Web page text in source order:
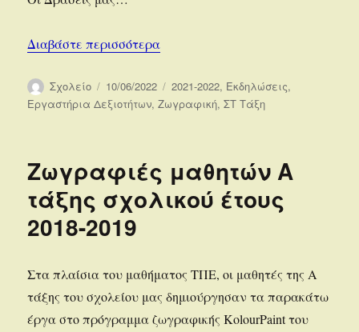
Διαβάστε περισσότερα“Δράσεις του τμήματος ΣΤ1”
Συντάκτης
Σχολείο
Δημοσιεύτηκε
την
10/06/2022 Κατηγορίες
2021-2022, Εκδηλώσεις,
Εργαστήρια Δεξιοτήτων,Ζωγραφική,ΣΤ Τάξη
Ζωγραφιές μαθητών Α
τάξης σχολικού έτους
2018-2019
Στα πλαίσια του μαθήματος ΤΠΕ, οι μαθητές της Α
τάξης του σχολείου μας δημιούργησαν τα παρακάτω
έργα στο πρόγραμμα ζωγραφικής ΚolourPaint του